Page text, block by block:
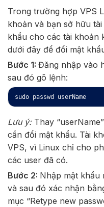
Trong trường hợp VPS
khoản và bạn sở hữu
khẩu cho các tài khoản
dưới đây để đổi mật
Bước 1: Đăng nhập vào
sau đó gõ lệnh:
Lưu ý:Thay
cần đổi mật khẩu. Tài
VPS, vì Linux chỉ cho
các user đã có.
Bước 2: Nhập mật khẩu
và sau đó xác nhận
mục “Retype new